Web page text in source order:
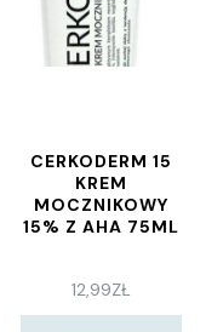
CERKODERM 15
KREM
MOCZNIKOWY
15% Z AHA 75ML
12,99ZŁ